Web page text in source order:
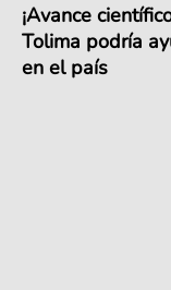
¡Avance
Tolima podría
en el país